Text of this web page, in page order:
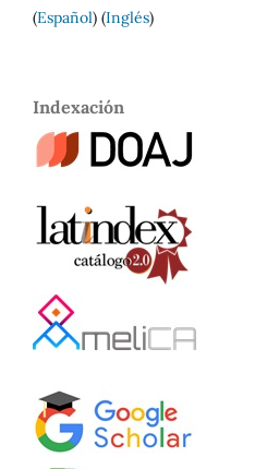
(Español) (Inglés)
Indexación